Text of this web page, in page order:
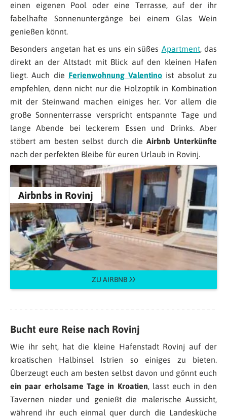
einen eigenen Pool oder eine Terrasse, auf der ihr
fabelhafte Sonnenuntergänge bei einem Glas Wein
genießen könnt.
Besonders angetan hat es uns ein süßes Apartment, das
direkt an der Altstadt mit Blick auf den kleinen Hafen
liegt. Auch die Ferienwohnung Valentino ist absolut zu
empfehlen, denn nicht nur die Holzoptik in Kombination
mit der Steinwand machen einiges her. Vor allem die
große Sonnenterrasse verspricht entspannte Tage und
lange Abende bei leckerem Essen und Drinks. Aber
stöbert am besten selbst durch die Airbnb Unterkünfte
nach der perfekten Bleibe für euren Urlaub in Rovinj.
Airbnbs in Rovinj
ZU AIRBNB
Bucht eure Reise nach Rovinj
Wie ihr seht, hat die kleine Hafenstadt Rovinj auf der
kroatischen Halbinsel Istrien so einiges zu bieten.
Überzeugt euch am besten selbst davon und gönnt euch
ein paar erholsame Tage in Kroatien, lasst euch in den
Tavernen nieder und genießt die malerische Aussicht,
während ihr euch einmal quer durch die Landesküche